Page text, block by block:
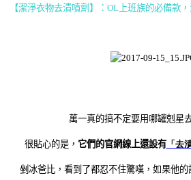
【潔淨衣物去漬噴劑】：OL上班族的必備款
萬一真的搞不定要用哪罐剋星
很貼心的是， 它們的官網線上還設有「去
剉冰爸比，看到了都忍不住驚嘆，如果他